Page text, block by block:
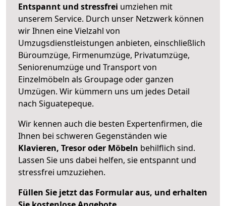
Entspannt und stressfrei umziehen mit
unserem Service. Durch unser Netzwerk können
wir Ihnen eine Vielzahl von
Umzugsdienstleistungen anbieten, einschließlich
Büroumzüge, Firmenumzüge, Privatumzüge,
Seniorenumzüge und Transport von
Einzelmöbeln als Groupage oder ganzen
Umzügen. Wir kümmern uns um jedes Detail
nach Siguatepeque.
Wir kennen auch die besten Expertenfirmen, die
Ihnen bei schweren Gegenständen wie
Klavieren, Tresor oder Möbeln behilflich sind.
Lassen Sie uns dabei helfen, sie entspannt und
stressfrei umzuziehen.
Füllen Sie jetzt das Formular aus, und erhalten